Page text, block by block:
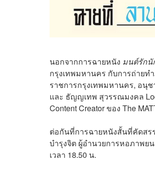
นอกจากการฉายหนัง มนต์รัก
กรุงเทพมหานคร กับการถ่ายท
ราชการกรุงเทพมหานคร, อนุ
และ ธัญญเทพ สุวรรณมงคล
Content Creator ของ The
ต่อกันที่การฉายหนังสั้นที่คัดสร
บำรุงจิต ผู้อำนวยการหอภาพย
เวลา 18.50 น.